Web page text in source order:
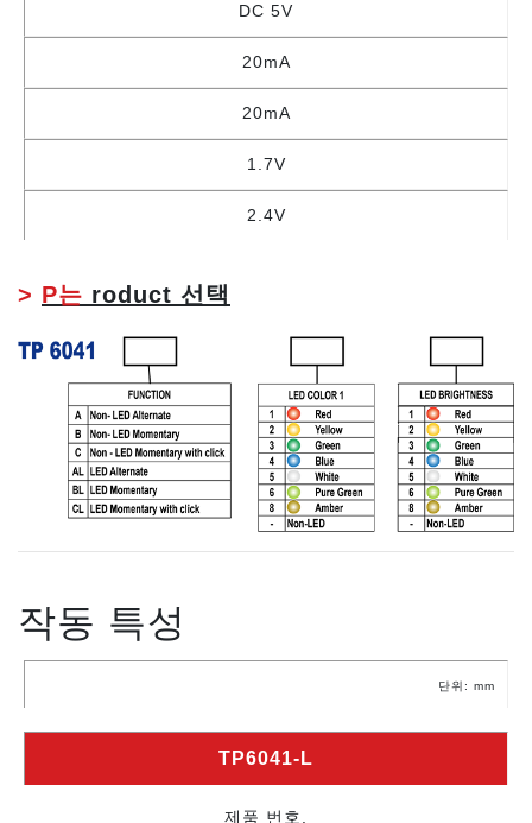
DC 5V
20mA
20mA
1.7V
2.4V
> P는 roduct 선택
작동 특성
단위: mm
TP6041-L
제품 번호.